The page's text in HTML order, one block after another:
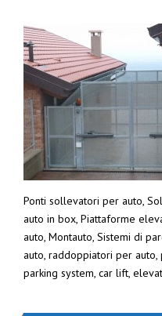
Ponti sollevatori per auto,
auto in box, Piattaforme
auto, Montauto, Sistemi di
auto, raddoppiatori per
parking system, car lift,